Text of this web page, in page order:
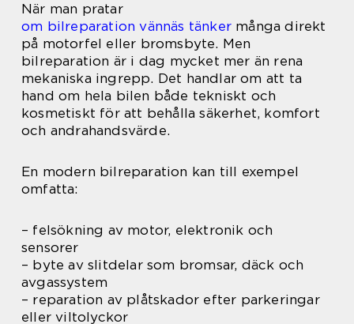
När man pratar
om bilreparation vännäs tänker många direkt
på motorfel eller bromsbyte. Men
bilreparation är i dag mycket mer än rena
mekaniska ingrepp. Det handlar om att ta
hand om hela bilen både tekniskt och
kosmetiskt för att behålla säkerhet, komfort
och andrahandsvärde.
En modern bilreparation kan till exempel
omfatta:
– felsökning av motor, elektronik och
sensorer
– byte av slitdelar som bromsar, däck och
avgassystem
– reparation av plåtskador efter parkeringar
eller viltolyckor